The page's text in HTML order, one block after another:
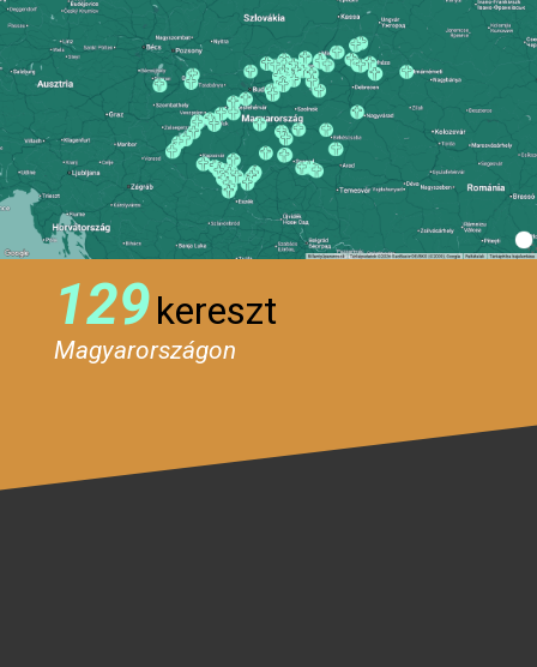
129kereszt
Magyarországon